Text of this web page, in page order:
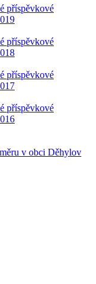
příspěvkové
příspěvkové
příspěvkové
příspěvkové
v obci Děhylov